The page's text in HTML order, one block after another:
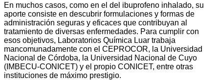
En muchos casos, como en el del ibuprofeno inhalado, su
aporte consiste en descubrir formulaciones y formas de
administración seguras y eficaces que contribuyan al
tratamiento de diversas enfermedades. Para cumplir con
esos objetivos, Laboratorios Química Luar trabaja
mancomunadamente con el CEPROCOR, la Universidad
Nacional de Córdoba, la Universidad Nacional de Cuyo
(IMBECU-CONICET) y el propio CONICET, entre otras
instituciones de máximo prestigio.